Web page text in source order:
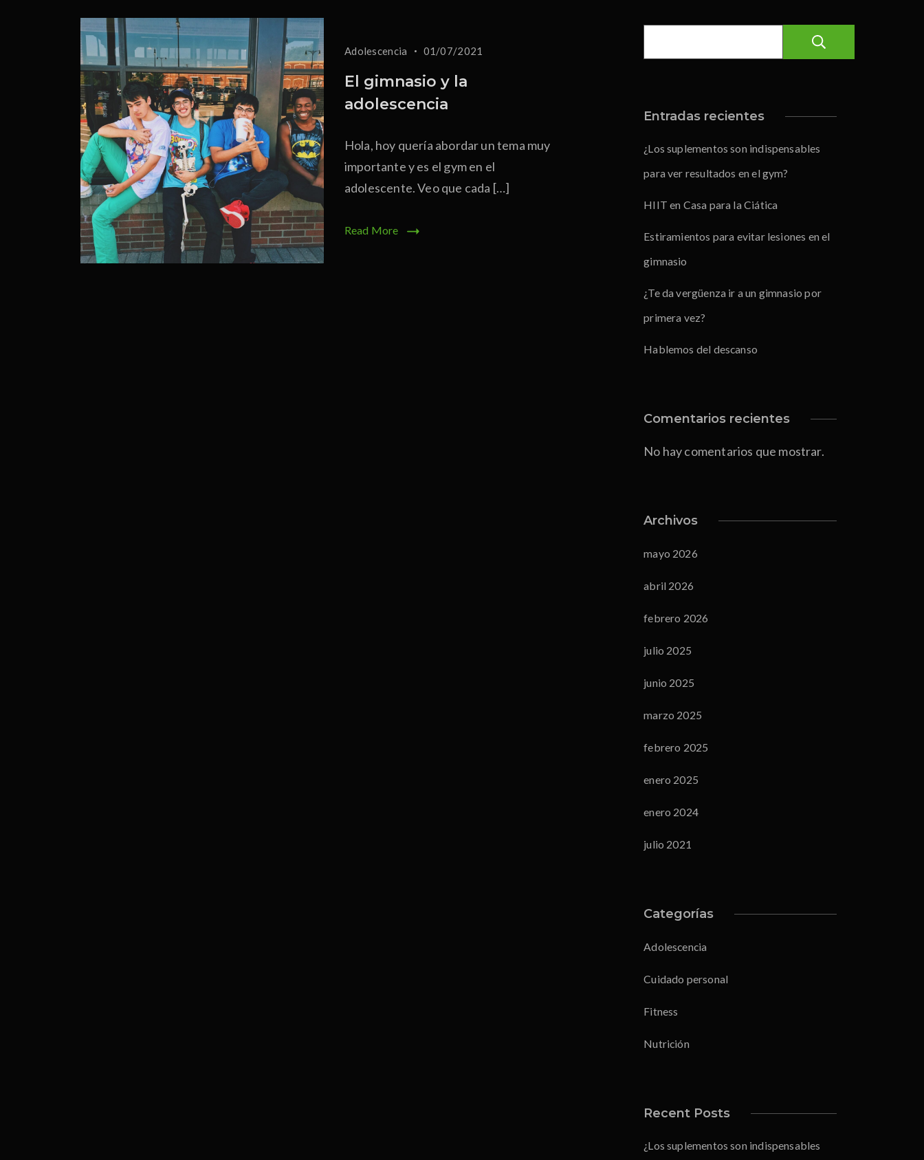
Adolescencia 01/07/2021
El gimnasio y la
adolescencia
Hola, hoy quería abordar un tema muy
importante y es el gym en el
adolescente. Veo que cada […]
Read More
Entradas recientes
¿Los suplementos son indispensables
para ver resultados en el gym?
HIIT en Casa para la Ciática
Estiramientos para evitar lesiones en el
gimnasio
¿Te da vergüenza ir a un gimnasio por
primera vez?
Hablemos del descanso
Comentarios recientes
No hay comentarios que mostrar.
Archivos
mayo 2026
abril 2026
febrero 2026
julio 2025
junio 2025
marzo 2025
febrero 2025
enero 2025
enero 2024
julio 2021
Categorías
Adolescencia
Cuidado personal
Fitness
Nutrición
Recent Posts
¿Los suplementos son indispensables